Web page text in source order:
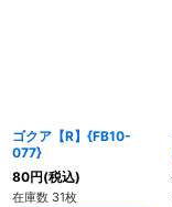
ゴクア【R】{FB10-
077}
80円(税込)
在庫数 31枚